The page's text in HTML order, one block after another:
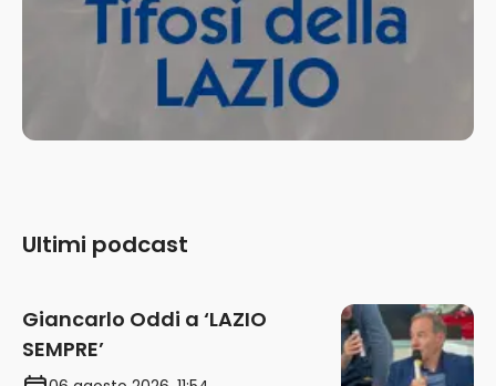
Ultimi podcast
Giancarlo Oddi a ‘LAZIO
SEMPRE’